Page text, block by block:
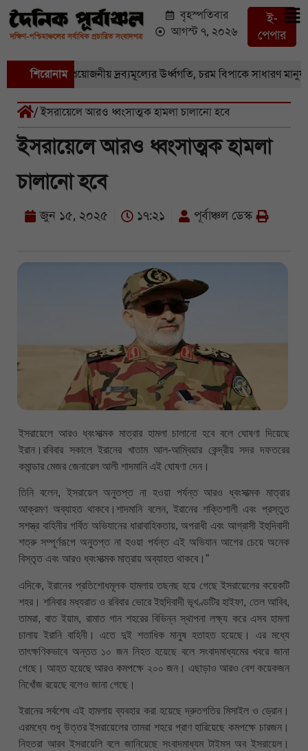
বৃহস্পতিবার
আগস্ট ৭, ২০২৬
ই-
পেপার
শিরোনাম
সহ নিত্যপ্রয়োজনীয় দ্রব্যমূল্যের ঊর্ধ্বগতি, চরম বিপাকে সাধারণ মানুষ
/ ইসরায়েলে আরও ধ্বংসাত্মক হামলা চালানো হবে
ইসরায়েলে আরও ধ্বংসাত্মক হামলা
চালানো হবে
জুন ১৫, ২০২৫ ১৭:২১ পূর্বাঞ্চল ডেস্ক
ইসরায়েলে আরও ধ্বংসাত্মক মাত্রার হামলা চালানো হবে বলে ঘোষণা দিয়েছে
ইরান।রবিবার সকালে ইরানের খাতাম আল-আম্বিয়ার কেন্দ্রীয় সদর দফতরের
কমান্ডার মেজর জেনারেল আলী শাদমানি এই ঘোষণা দেন।
তিনি বলেন, ইসরায়েল অনুতপ্ত না হওয়া পর্যন্ত আরও ধ্বংসাত্মক মাত্রার
আক্রমণ অব্যাহত থাকবে।শাদমানি বলেন, ইরানের শক্তিশালী এবং প্রস্তুত
সশস্ত্র বাহিনীর গর্বিত অভিযানের ধারাবাহিকতায়, অপরাধী এবং আগ্রাসী ইহুদিবাদী
শত্রু সম্পূর্ণরূপে অনুতপ্ত না হওয়া পর্যন্ত এই অভিযান আগের চেয়ে অনেক
বিস্তৃত এবং আরও ধ্বংসাত্মক মাত্রায় অব্যাহত থাকবে।”
এদিকে, ইরানের প্রতিশোধমূলক হামলায় তছনছ হয়ে গেছে ইসরায়েলের কয়েকটি
শহর। শনিবার মধ্যরাত ও রবিবার ভোরে ইহুদিবাদী ভূখণ্ডটির হাইফা, তেল আবিব,
তামরা, বাত ইয়াম, রামাত গান শহরের বিভিন্ন স্থাপনা লক্ষ্য করে এসব হামলা
চালায় ইরানি বাহিনী। এতে দুই শতাধিক মানুষ হতাহত হয়েছে। এর মধ্যে
তাৎক্ষণিকভাবে অন্তত ১০ জন নিহত হয়েছে বলে সংবাদমাধ্যমের খবরে জানা
গেছে। আহত হয়েছে আরও কমপক্ষে ২০০ জন। এছাড়াও আরও বেশ কয়েকজন
নিখোঁজ রয়েছে বলেও জানা গেছে।
ইরানের সর্বশেষ এই হামলায় ব্যবহার করা হয়েছে দ্রুতগতির মিসাইল ও ড্রোন।
এরমধ্যে শুধু উত্তর ইসরায়েলের তামরা শহরে প্রাণ হারিয়েছে কমপক্ষে চারজন।
নিহতরা আরব ইসরায়েলি বলে জানিয়েছে সংবাদমাধ্যম টাইমস অব ইসরায়েল।